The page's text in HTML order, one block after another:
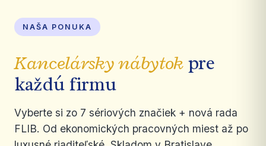
NAŠA PONUKA
Kancelársky nábytokpre
každú firmu
Vyberte si zo 7 sériových značiek + nová rada
FLIB. Od ekonomických pracovných miest až po